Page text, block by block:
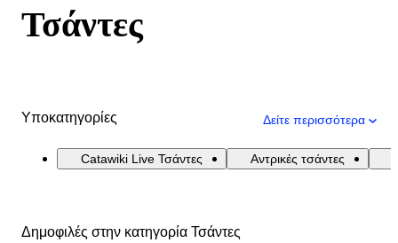
Τσάντες
Υποκατηγορίες Δείτε περισσότερα
Catawiki Live Τσάντες Αντρικές τσάντες
Δημοφιλές στην κατηγορία Τσάντες